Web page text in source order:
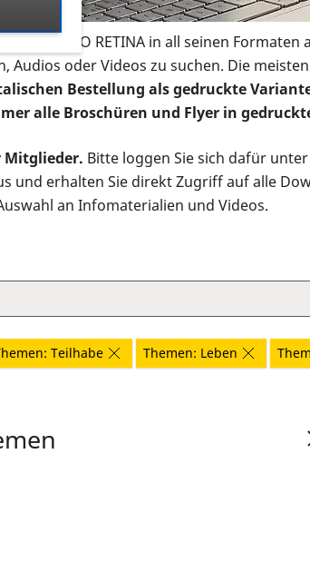
der PRO RETINA in all seinen
Audios oder Videos zu suchen. Die
Bestellung als gedruckte
alle Broschüren und Flyer in
Mitglieder. Bitte loggen Sie sich dafür unter
und erhalten Sie direkt Zugriff auf alle
an Infomaterialien und Videos.
Teilhabe Themen: Leben